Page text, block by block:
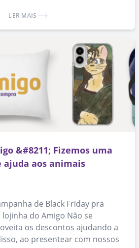
LER MAIS
&#8211; Fizemos uma
ajuda aos animais
de Black Friday pra
do Amigo Não se
os descontos ajudando a
ao presentear com nossos